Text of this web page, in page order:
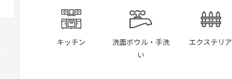
キッチン
洗面ボウル・手洗
い
エクステリア